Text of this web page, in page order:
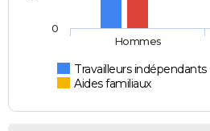
Travailleurs indépendants
Aides familiaux
Hommes
0